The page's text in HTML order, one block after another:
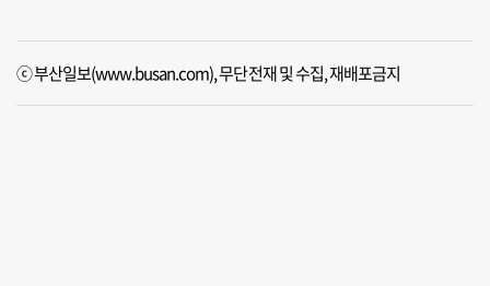
ⓒ 부산일보(www.busan.com), 무단전재 및 수집, 재배포금지